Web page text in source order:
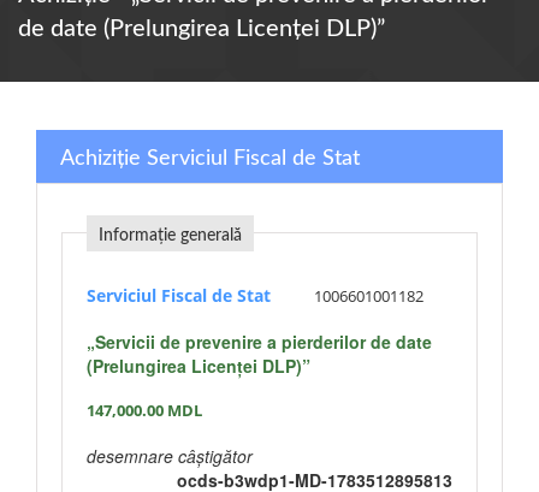
de date (Prelungirea Licenței DLP)”
Achiziție Serviciul Fiscal de Stat
Informație generală
Serviciul Fiscal de Stat 1006601001182
„Servicii de prevenire a pierderilor de date
(Prelungirea Licenței DLP)”
147,000.00 MDL
desemnare câștigător
ocds-b3wdp1-MD-1783512895813